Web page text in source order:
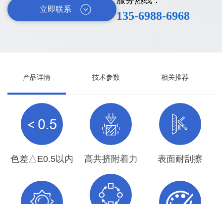
立即联系
135-6988-6968
产品详情 技术参数 相关推荐
色差△E0.5以内 高共挤附着力 表面耐刮擦